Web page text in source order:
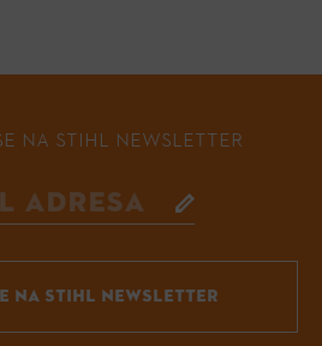
NA STIHL NEWSLETTER
NA STIHL NEWSLETTER